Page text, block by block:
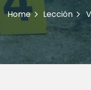
Home Lección